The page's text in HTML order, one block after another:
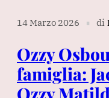
14 Marzo 2026 ∎ di
Ozzy
famiglia: